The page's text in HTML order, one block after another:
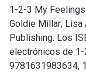
1-2-3 My
Goldie Millar; Lisa
Publishing. Los
electrónicos de
9781631983634,